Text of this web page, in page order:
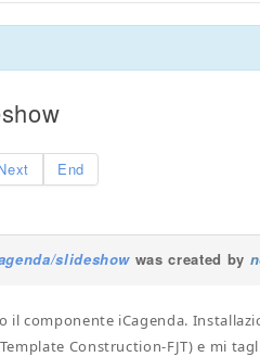
End
slideshow was created by
il componente iCagenda.
Construction-FJT) e mi